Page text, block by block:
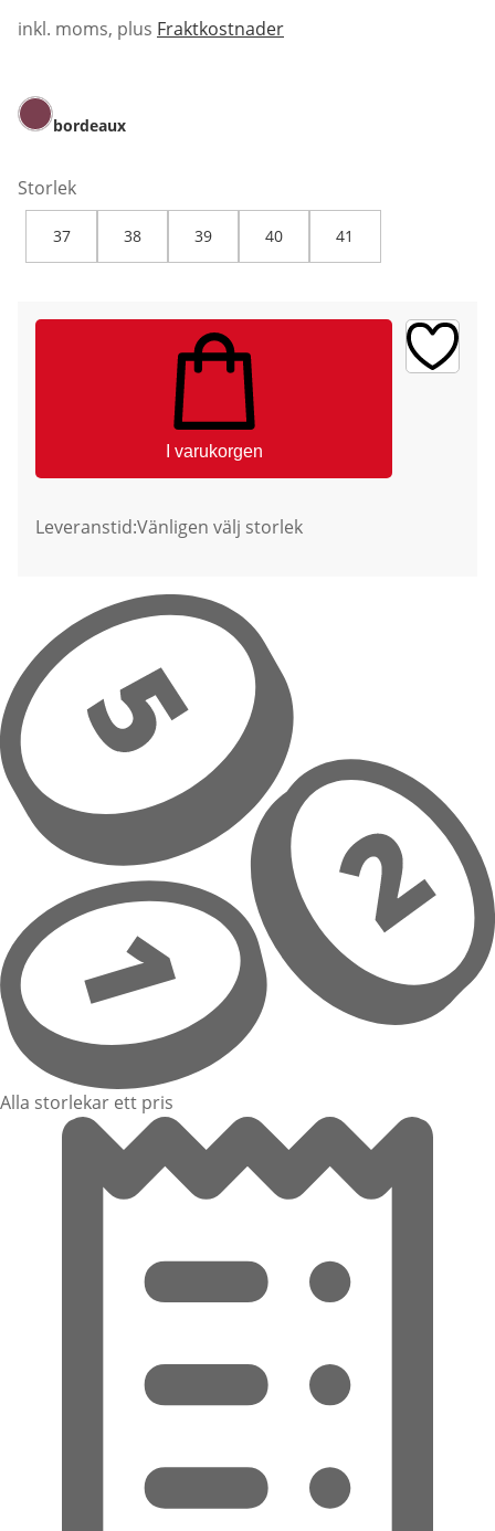
inkl. moms, plus Fraktkostnader
bordeaux
Storlek
37 38 39 40 41
I varukorgen
Leveranstid:Vänligen välj storlek
Alla storlekar ett pris